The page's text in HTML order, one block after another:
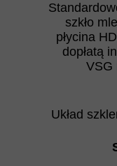
Układ
szkło
płycina
dopłatą
VSG